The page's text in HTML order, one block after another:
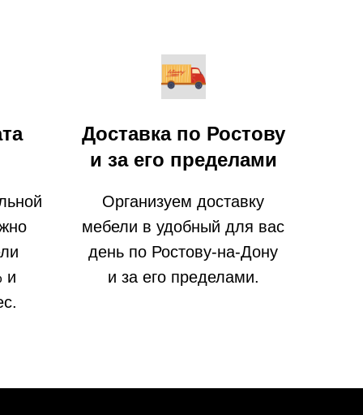
и
Доставка по Ростову
и за его пределами
Организуем доставку
мебели в удобный для вас
день по Ростову-на-Дону
и за его пределами.